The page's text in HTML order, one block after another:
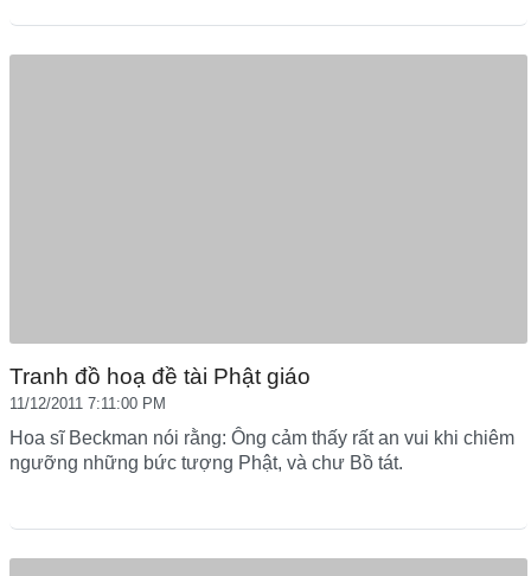
Tranh đồ hoạ đề tài Phật giáo
11/12/2011 7:11:00 PM
Hoa sĩ Beckman nói rằng: Ông cảm thấy rất an vui khi chiêm
ngưỡng những bức tượng Phật, và chư Bồ tát.